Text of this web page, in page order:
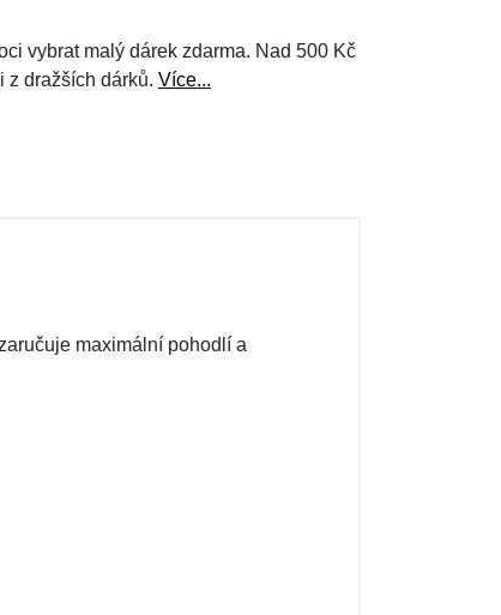
vybrat malý dárek zdarma. Nad 500 Kč
z dražších dárků. Více...
maximální pohodlí a